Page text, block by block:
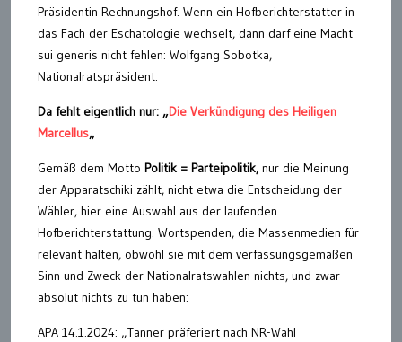
Präsidentin Rechnungshof. Wenn ein Hofberichterstatter in
das Fach der Eschatologie wechselt, dann darf eine Macht
sui generis nicht fehlen: Wolfgang Sobotka,
Nationalratspräsident.
Da fehlt eigentlich nur: „Die Verkündigung des Heiligen
Marcellus„
Gemäß dem Motto Politik = Parteipolitik,nur die Meinung
der Apparatschiki zählt, nicht etwa die Entscheidung der
Wähler, hier eine Auswahl aus der laufenden
Hofberichterstattung. Wortspenden, die Massenmedien für
relevant halten, obwohl sie mit dem verfassungsgemäßen
Sinn und Zweck der Nationalratswahlen nichts, und zwar
absolut nichts zu tun haben:
APA 14.1.2024: „Tanner präferiert nach NR-Wahl